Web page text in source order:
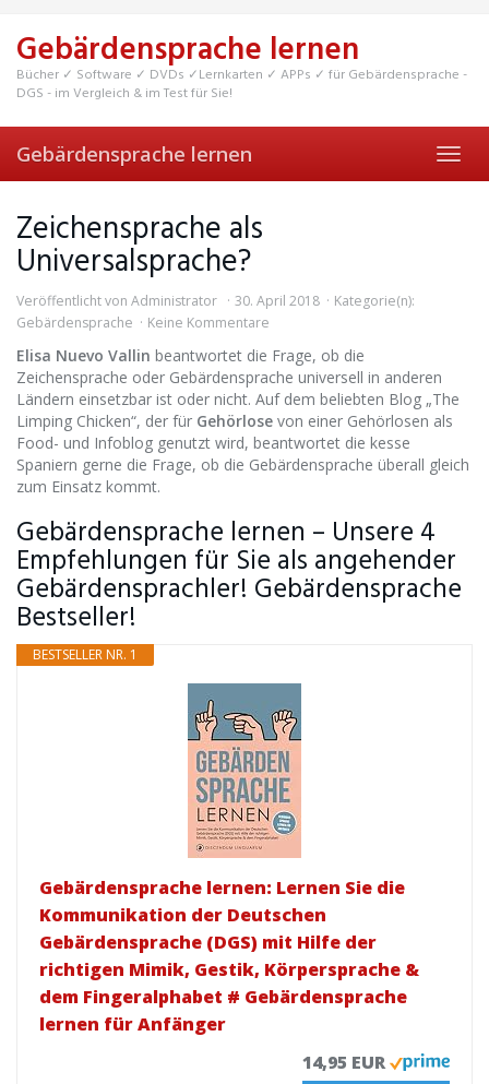
main
content
Gebärdensprache lernen
Bücher ✓ Software ✓ DVDs ✓Lernkarten ✓ APPs ✓ für Gebärdensprache -
DGS - im Vergleich & im Test für Sie!
Gebärdensprache lernen
Zeichensprache als
Universalsprache?
Veröffentlicht von Administrator 30. April 2018
Kategorie(n):
Gebärdensprache
Keine Kommentare
Elisa Nuevo Vallin beantwortet die Frage, ob die
Zeichensprache oder Gebärdensprache universell in anderen
Ländern einsetzbar ist oder nicht. Auf dem beliebten Blog „The
Limping Chicken“, der für Gehörlose von einer Gehörlosen als
Food- und Infoblog genutzt wird, beantwortet die kesse
Spaniern gerne die Frage, ob die Gebärdensprache überall gleich
zum Einsatz kommt.
Gebärdensprache lernen – Unsere 4
Empfehlungen für Sie als angehender
Gebärdensprachler! Gebärdensprache
Bestseller!
BESTSELLER NR. 1
Gebärdensprache lernen: Lernen Sie die
Kommunikation der Deutschen
Gebärdensprache (DGS) mit Hilfe der
richtigen Mimik, Gestik, Körpersprache &
dem Fingeralphabet # Gebärdensprache
lernen für Anfänger
14,95 EUR